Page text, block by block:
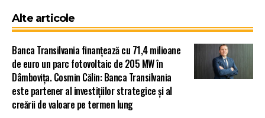
Alte articole
Banca Transilvania finanțează cu 71,4 milioane
de euro un parc fotovoltaic de 205 MW în
Dâmbovița. Cosmin Călin: Banca Transilvania
este partener al investițiilor strategice și al
creării de valoare pe termen lung